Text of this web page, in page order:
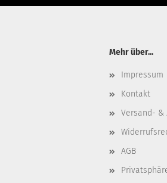
Mehr über...
Impressum
Kontakt
Versand- &
AGB